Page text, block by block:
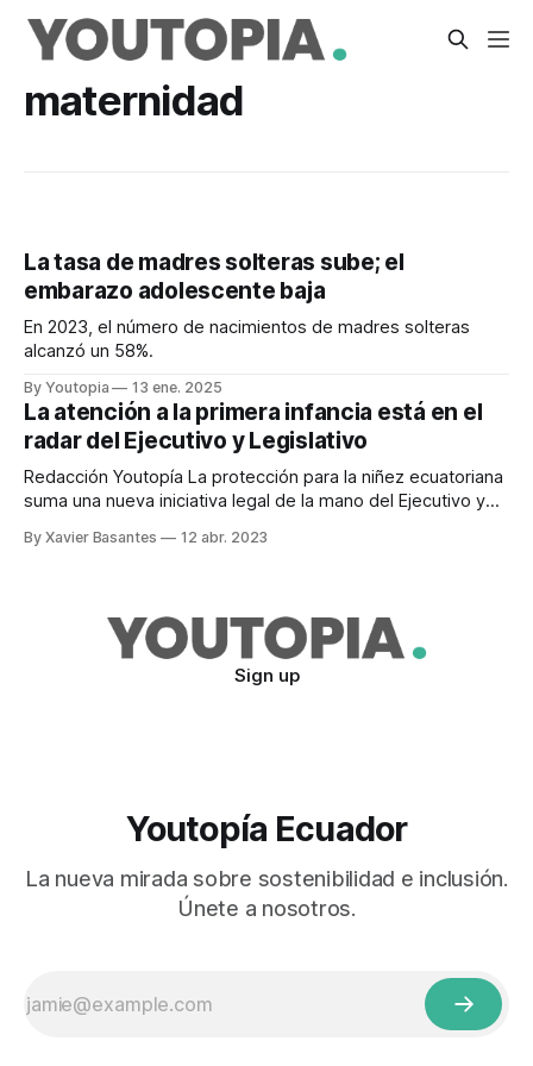
maternidad
La tasa de madres solteras sube; el
embarazo adolescente baja
En 2023, el número de nacimientos de madres solteras
alcanzó un 58%.
By Youtopia 13 ene. 2025
La atención a la primera infancia está en el
radar del Ejecutivo y Legislativo
Redacción Youtopía La protección para la niñez ecuatoriana
suma una nueva iniciativa legal de la mano del Ejecutivo y
2023, el Gobierno presentó el anteproyecto de Ley
By Xavier Basantes 12 abr. 2023
Sign up
Youtopía Ecuador
La nueva mirada sobre sostenibilidad e inclusión.
Únete a nosotros.